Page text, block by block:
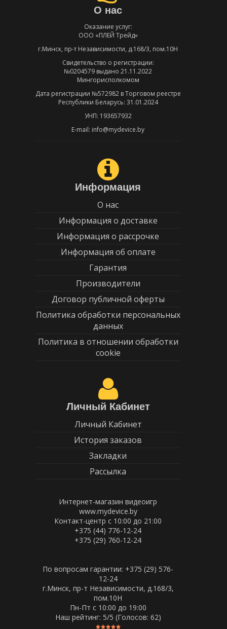
О нас
Оказание услуг:
ООО «ПЛЕЙ Трейд»
г.Минск, пр-т Независимости, д.168/3, пом.10Н
Свидетельство о регистрации:
№0204579 выдано 21.11.2022
Мингорисполкомом
Дата регистрации №572982 в Торговом реестре
Республики Беларусь: 31.01.2024
УНП: 193657932
E-mail: info@mydevice.by
Информация
О нас
Информация о доставке
Информация о рассрочке
Информация об оплате
Гарантия
Производители
Договор публичной оферты
Политика обработки персональных
данных
Политика в отношении обработки
cookie
Личный Кабинет
Личный Кабинет
История заказов
Закладки
Рассылка
Интернет-магазин видеоигр
www.mydevice.by
Контакт-центр с 10:00 до 21:00
+375 (44) 776-12-24
+375 (29) 760-12-24
По вопросам гарантии: +375 (29) 576-
12-24
г.Минск, пр-т Независимости, д.168/3,
пом.10Н
Пн-Пт c 10:00 до 19:00
Наш рейтинг: 5/5 (Голосов: 62)